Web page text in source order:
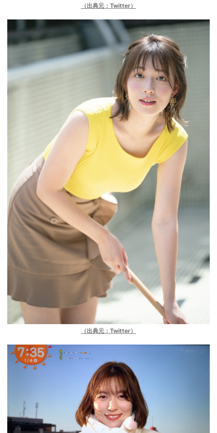
（出典元：Twitter）
（出典元：Twitter）